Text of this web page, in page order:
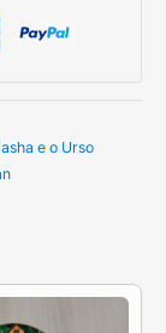
e o Urso